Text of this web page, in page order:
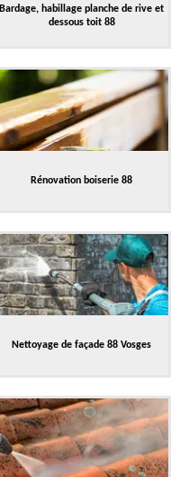
Bardage, habillage planche de rive et
dessous toit 88
Rénovation boiserie 88
Nettoyage de façade 88 Vosges